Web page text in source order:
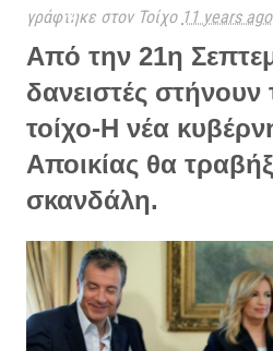
u
γράφτηκε στον Τοίχο 11 years ago
Από την 21η
δανειστές
τοίχο-Η νέα
Αποικίας θα
σκανδάλη.